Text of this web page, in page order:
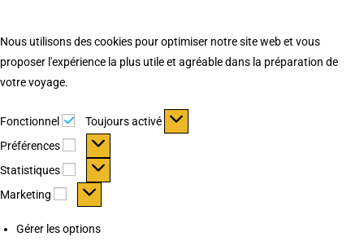
Nous utilisons des cookies pour optimiser notre site web et vous
proposer l'expérience la plus utile et agréable dans la préparation de
votre voyage.
Fonctionnel Fonctionnel
Toujours activé
Préférences
Préférences
Statistiques Statistiques
Marketing Marketing
Gérer les options